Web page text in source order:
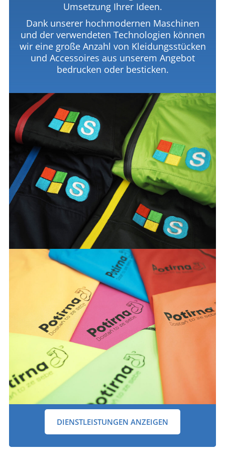
Umsetzung Ihrer Ideen.
Dank unserer hochmodernen Maschinen
und der verwendeten Technologien können
wir eine große Anzahl von Kleidungsstücken
und Accessoires aus unserem Angebot
bedrucken oder besticken.
DIENSTLEISTUNGEN ANZEIGEN